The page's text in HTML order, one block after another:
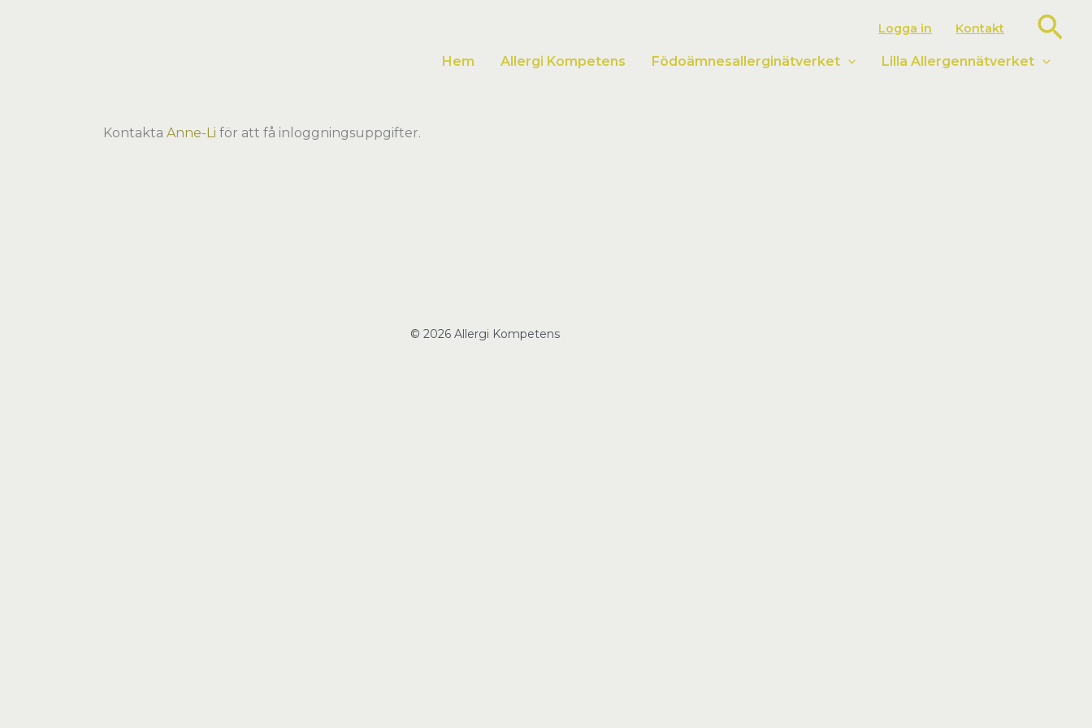
Logga in Kontakt Sök
Hem Allergi Kompetens Födoämnesallerginätverket Lilla Allergennätverket
Kontakta Anne-Li för att få inloggningsuppgifter.
© 2026 Allergi Kompetens